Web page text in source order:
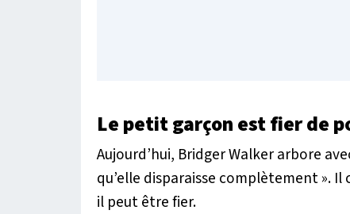
Le petit garçon est fier de
Aujourd’hui, Bridger Walker arbore
qu’elle disparaisse complètement ». Il
il peut être fier.